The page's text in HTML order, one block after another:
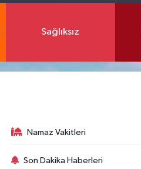
Sağlıksız
Namaz Vakitleri
Son Dakika Haberleri